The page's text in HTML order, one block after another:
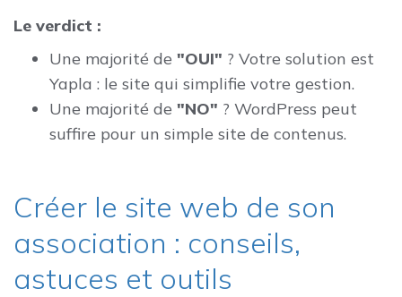
Le verdict :
Une majorité de "OUI" ? Votre solution est
Yapla : le site qui simplifie votre gestion.
Une majorité de "NO" ? WordPress peut
suffire pour un simple site de contenus.
Créer le site web de son
association : conseils,
astuces et outils